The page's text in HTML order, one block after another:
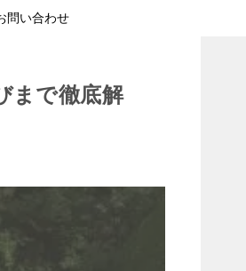
問い合わせ
まで徹底解